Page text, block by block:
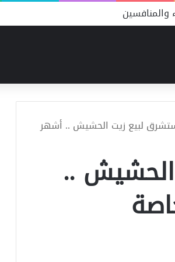
لبيع زيت الحشيش .. أشهر
..